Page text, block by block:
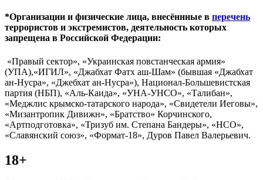
*Организации и физические лица, внесённные в перечень
террористов и экстремистов, деятельность которых
запрещена в Российской Федерации:
«Правый сектор», «Украинская повстанческая армия»
(УПА),«ИГИЛ», «Джабхат Фатх аш-Шам» (бывшая «Джабхат
ан-Нусра», «Джебхат ан-Нусра»), Национал-Большевистская
партия (НБП), «Аль-Каида», «УНА-УНСО», «Талибан»,
«Меджлис крымско-татарского народа», «Свидетели Иеговы»,
«Мизантропик Дивижн», «Братство» Корчинского,
«Артподготовка», «Тризуб им. Степана Бандеры», «НСО»,
«Славянский союз», «Формат-18», Дуров Павел Валерьевич.
18+